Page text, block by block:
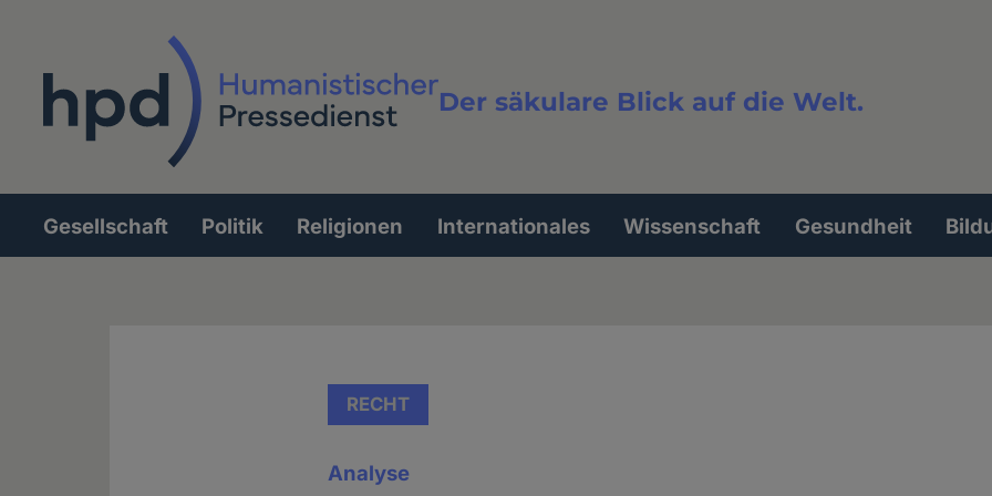
Der säkulare Blick auf die Welt.
Volltextsuche
Hauptnavigation
Gesellschaft Politik Religionen Internationales Wissenschaft Gesundheit
RECHT
Analyse